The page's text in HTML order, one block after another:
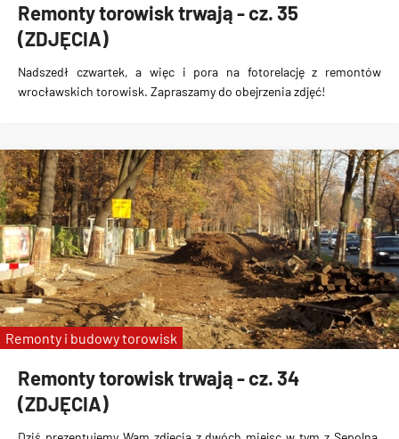
Remonty torowisk trwają - cz. 35
(ZDJĘCIA)
Nadszedł czwartek, a więc i pora na fotorelację z remontów
wrocławskich torowisk. Zapraszamy do obejrzenia zdjęć!
Remonty torowisk trwają - cz. 34
(ZDJĘCIA)
Remonty i budowy torowisk